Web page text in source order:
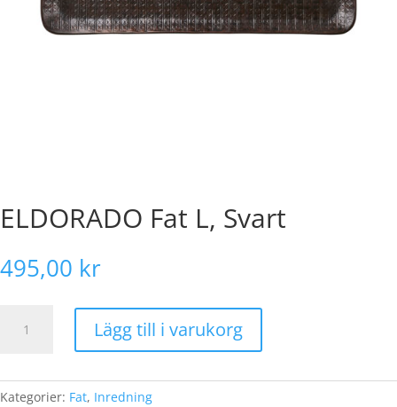
ELDORADO Fat L, Svart
495,00 kr
mängd
Lägg till i varukorg
Kategorier: Fat, Inredning